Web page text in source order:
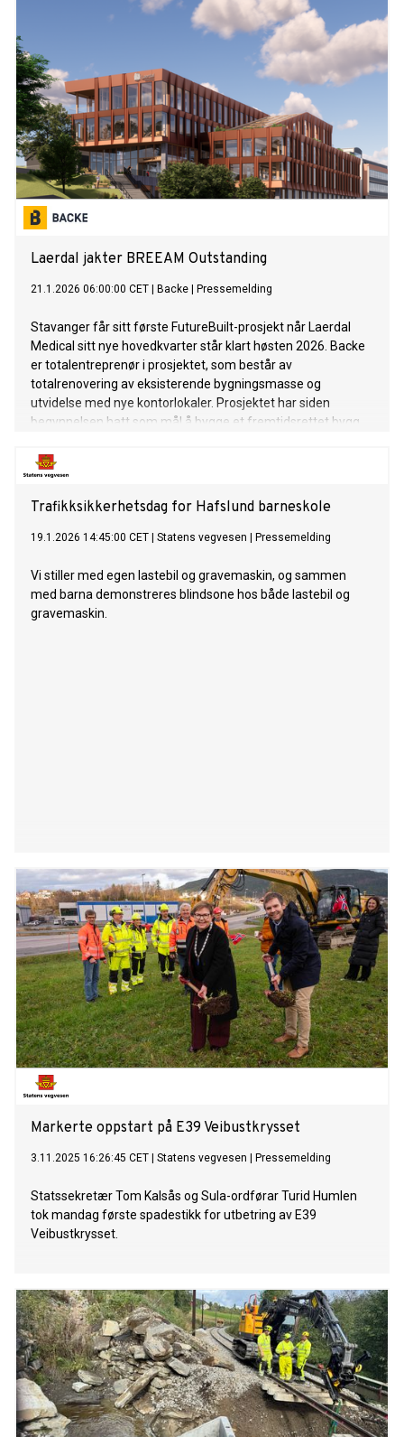
Laerdal jakter BREEAM Outstanding
21.1.2026 06:00:00 CET Backe Pressemelding
Stavanger får sitt første FutureBuilt-prosjekt når Laerdal
Medical sitt nye hovedkvarter står klart høsten 2026. Backe
er totalentreprenør i prosjektet, som består av
totalrenovering av eksisterende bygningsmasse og
utvidelse med nye kontorlokaler. Prosjektet har siden
begynnelsen hatt som mål å bygge et fremtidsrettet bygg
Trafikksikkerhetsdag for Hafslund barneskole
19.1.2026 14:45:00 CET Statens vegvesen Pressemelding
Vi stiller med egen lastebil og gravemaskin, og sammen
med barna demonstreres blindsone hos både lastebil og
gravemaskin.
Markerte oppstart på E39 Veibustkrysset
3.11.2025 16:26:45 CET Statens vegvesen Pressemelding
Statssekretær Tom Kalsås og Sula-ordførar Turid Humlen
tok mandag første spadestikk for utbetring av E39
Veibustkrysset.